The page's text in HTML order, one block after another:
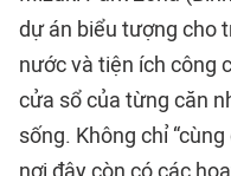
dự án biểu tượng cho
nước và tiện ích công
cửa sổ của từng căn
sống. Không chỉ